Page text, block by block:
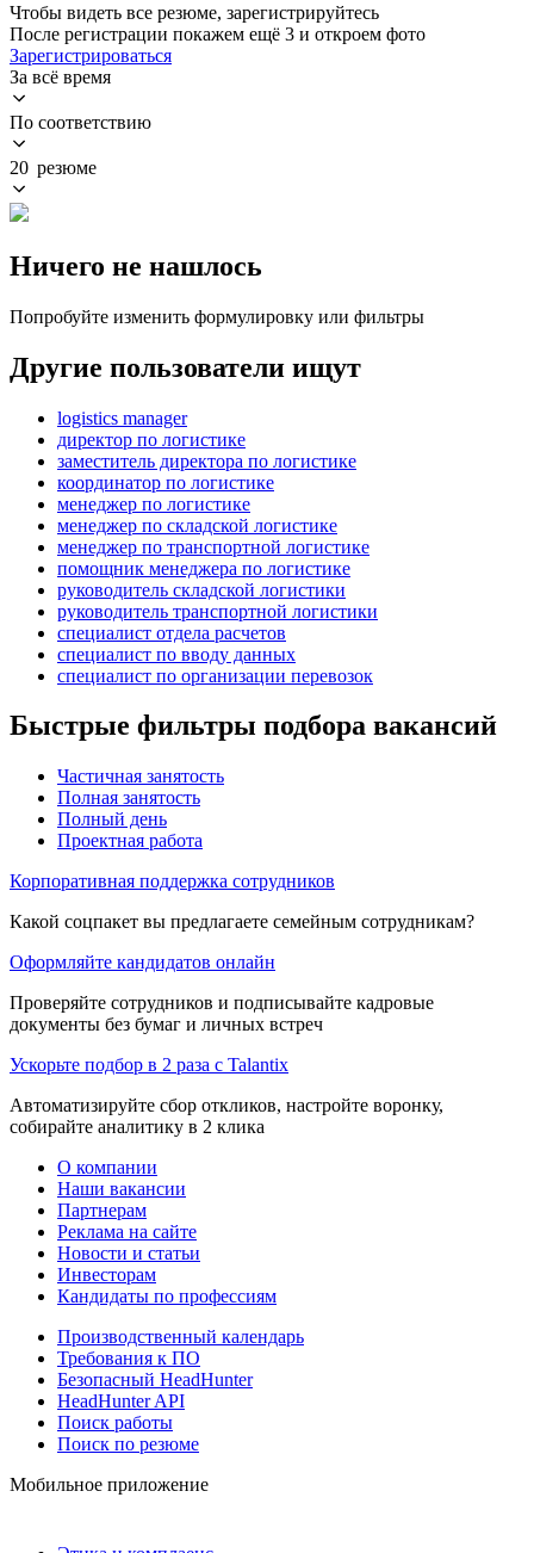
Чтобы видеть все резюме, зарегистрируйтесь
После регистрации покажем ещё 3 и откроем фото
Зарегистрироваться
За всё время
По соответствию
20 резюме
Ничего не нашлось
Попробуйте изменить формулировку или фильтры
Другие пользователи ищут
logistics manager
директор по логистике
заместитель директора по логистике
координатор по логистике
менеджер по логистике
менеджер по складской логистике
менеджер по транспортной логистике
помощник менеджера по логистике
руководитель складской логистики
руководитель транспортной логистики
специалист отдела расчетов
специалист по вводу данных
специалист по организации перевозок
Быстрые фильтры подбора вакансий
Частичная занятость
Полная занятость
Полный день
Проектная работа
Корпоративная поддержка сотрудников
Какой соцпакет вы предлагаете семейным сотрудникам?
Оформляйте кандидатов онлайн
Проверяйте сотрудников и подписывайте кадровые
документы без бумаг и личных встреч
Ускорьте подбор в 2 раза с Talantix
Автоматизируйте сбор откликов, настройте воронку,
собирайте аналитику в 2 клика
О компании
Наши вакансии
Партнерам
Реклама на сайте
Новости и статьи
Инвесторам
Кандидаты по профессиям
Производственный календарь
Требования к ПО
Безопасный HeadHunter
HeadHunter API
Поиск работы
Поиск по резюме
Мобильное приложение